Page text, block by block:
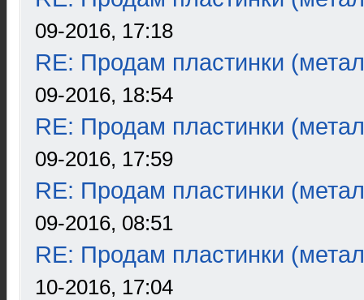
09-2016, 17:18
RE: Продам пластинки
09-2016, 18:54
RE: Продам пластинки
09-2016, 17:59
RE: Продам пластинки
09-2016, 08:51
RE: Продам пластинки
10-2016, 17:04